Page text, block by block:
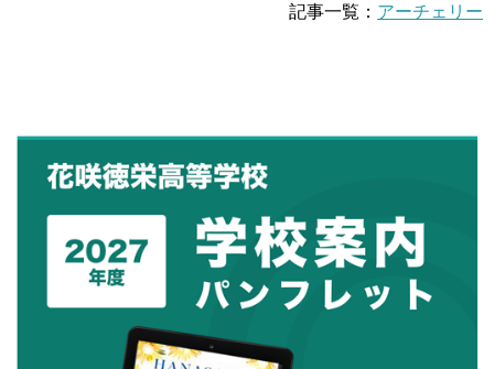
記事一覧： アーチェリー